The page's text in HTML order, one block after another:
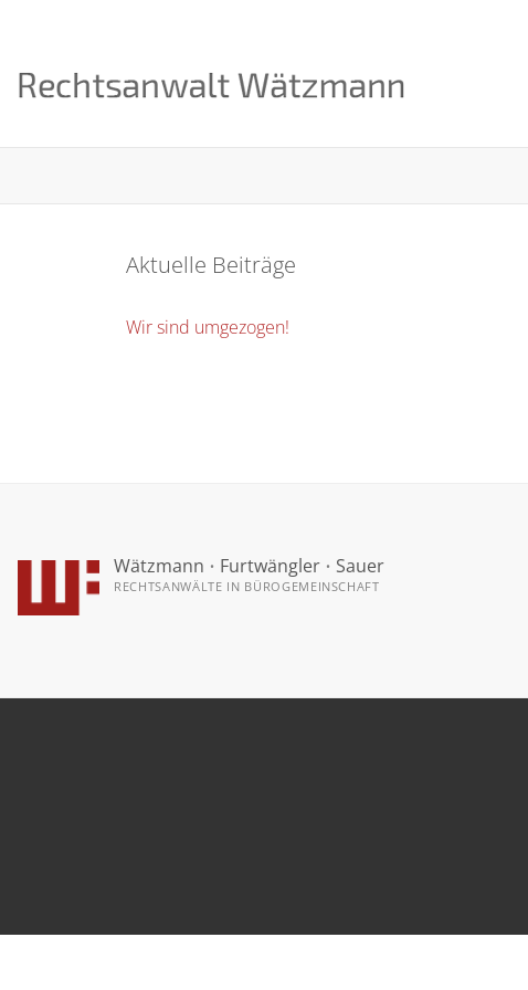
Aktuelle Beiträge
Wir sind umgezogen!
Wätzmann • Furtwängler • Sauer
RECHTSANWÄLTE IN BÜROGEMEINSCHAFT